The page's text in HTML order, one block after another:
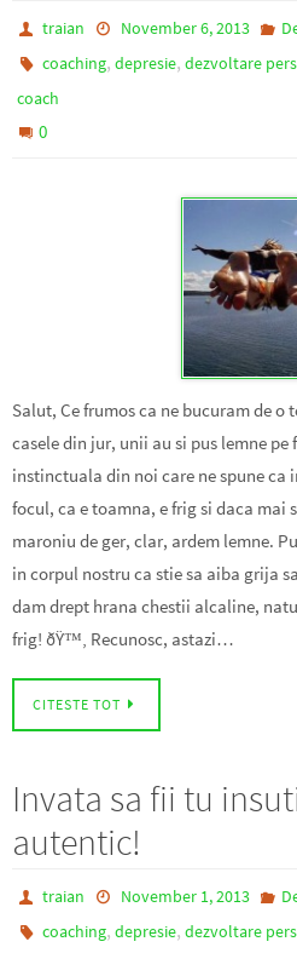
traian November 6, 2013
coaching,depresie,dezvoltare
coach
0
Salut, Ce frumos ca ne bucuram de
casele din jur, unii au si pus lemne
instinctuala din noi care ne spune ca
focul, ca e toamna, e frig si daca mai
maroniu de ger, clar, ardem lemne.
in corpul nostru ca stie sa aiba grija
dam drept hrana chestii alcaline,
frig! ðŸ™‚ Recunosc, astazi…
CITESTE TOT
Invata sa fii tu
autentic!
traian November 1, 2013
coaching,depresie,dezvoltare